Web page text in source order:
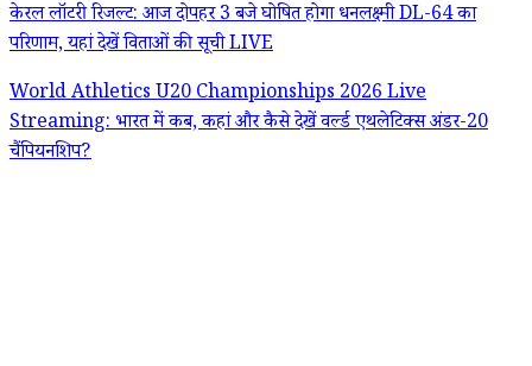
केरल लॉटरी रिजल्ट: आज दोपहर 3 बजे घोषित होगा धनलक्ष्मी DL-64 का
परिणाम, यहां देखें विताओं की सूची LIVE
World Athletics U20 Championships 2026 Live
Streaming: भारत में कब, कहां और कैसे देखें वर्ल्ड एथलेटिक्स अंडर-20
चैंपियनशिप?